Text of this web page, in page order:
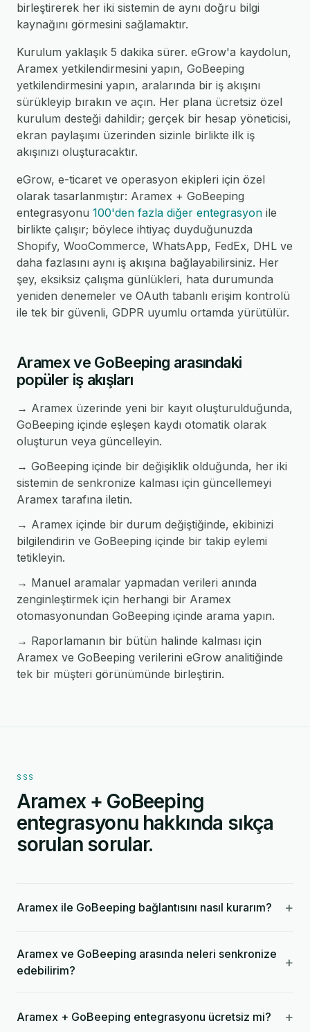
birleştirerek her iki sistemin de aynı doğru bilgi
kaynağını görmesini sağlamaktır.
Kurulum yaklaşık 5 dakika sürer. eGrow'a kaydolun,
Aramex yetkilendirmesini yapın, GoBeeping
yetkilendirmesini yapın, aralarında bir iş akışını
sürükleyip bırakın ve açın. Her plana ücretsiz özel
kurulum desteği dahildir; gerçek bir hesap yöneticisi,
ekran paylaşımı üzerinden sizinle birlikte ilk iş
akışınızı oluşturacaktır.
eGrow, e-ticaret ve operasyon ekipleri için özel
olarak tasarlanmıştır: Aramex + GoBeeping
entegrasyonu 100'den fazla diğer entegrasyon ile
birlikte çalışır; böylece ihtiyaç duyduğunuzda
Shopify, WooCommerce, WhatsApp, FedEx, DHL ve
daha fazlasını aynı iş akışına bağlayabilirsiniz. Her
şey, eksiksiz çalışma günlükleri, hata durumunda
yeniden denemeler ve OAuth tabanlı erişim kontrolü
ile tek bir güvenli, GDPR uyumlu ortamda yürütülür.
Aramex ve GoBeeping arasındaki
popüler iş akışları
→ Aramex üzerinde yeni bir kayıt oluşturulduğunda,
GoBeeping içinde eşleşen kaydı otomatik olarak
oluşturun veya güncelleyin.
→ GoBeeping içinde bir değişiklik olduğunda, her iki
sistemin de senkronize kalması için güncellemeyi
Aramex tarafına iletin.
→ Aramex içinde bir durum değiştiğinde, ekibinizi
bilgilendirin ve GoBeeping içinde bir takip eylemi
tetikleyin.
→ Manuel aramalar yapmadan verileri anında
zenginleştirmek için herhangi bir Aramex
otomasyonundan GoBeeping içinde arama yapın.
→ Raporlamanın bir bütün halinde kalması için
Aramex ve GoBeeping verilerini eGrow analitiğinde
tek bir müşteri görünümünde birleştirin.
SSS
Aramex + GoBeeping
entegrasyonu hakkında sıkça
sorulan sorular.
Aramex ile GoBeeping bağlantısını nasıl kurarım? +
Aramex ve GoBeeping arasında neleri senkronize
edebilirim?
+
Aramex + GoBeeping entegrasyonu ücretsiz mi? +